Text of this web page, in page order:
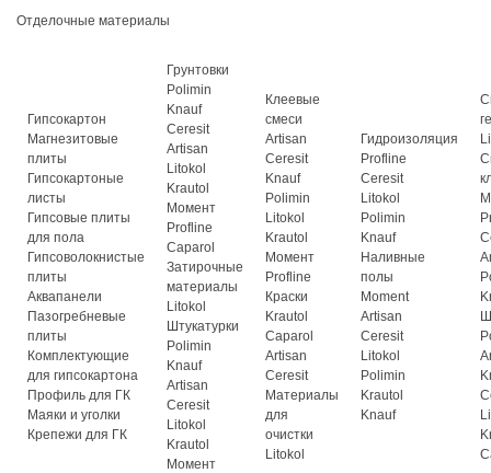
Отделочные материалы
Гипсокартон
Магнезитовые
плиты
Гипсокартоные
листы
Гипсовые плиты
для пола
Гипсоволокнистые
плиты
Аквапанели
Пазогребневые
плиты
Комплектующие
для гипсокартона
Профиль для ГК
Маяки и уголки
Крепежи для ГК
Грунтовки
Polimin
Knauf
Ceresit
Artisan
Litokol
Krautol
Момент
Profline
Caparol
Затирочные
материалы
Litokol
Штукатурки
Polimin
Knauf
Artisan
Ceresit
Litokol
Krautol
Момент
Клеевые
смеси
Artisan
Ceresit
Knauf
Polimin
Litokol
Krautol
Момент
Profline
Краски
Krautol
Caparol
Artisan
Ceresit
Материалы
для
очистки
Litokol
Гидроизоляция
Profline
Ceresit
Litokol
Polimin
Knauf
Наливные
полы
Moment
Artisan
Ceresit
Litokol
Polimin
Krautol
Knauf